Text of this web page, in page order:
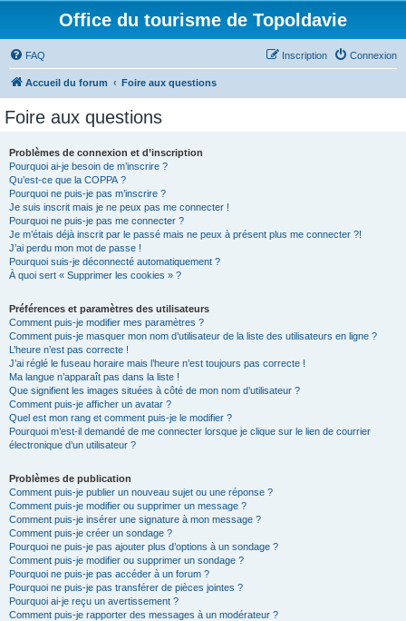
Office du tourisme de Topoldavie
FAQ Connexion
Inscription
Accueil du forum Foire aux questions
Foire aux questions
Problèmes de connexion et d’inscription
Pourquoi ai-je besoin de m’inscrire ?
Qu’est-ce que la COPPA ?
Pourquoi ne puis-je pas m’inscrire ?
Je suis inscrit mais je ne peux pas me connecter !
Pourquoi ne puis-je pas me connecter ?
Je m’étais déjà inscrit par le passé mais ne peux à présent plus me connecter ?!
J’ai perdu mon mot de passe !
Pourquoi suis-je déconnecté automatiquement ?
À quoi sert « Supprimer les cookies » ?
Préférences et paramètres des utilisateurs
Comment puis-je modifier mes paramètres ?
Comment puis-je masquer mon nom d’utilisateur de la liste des utilisateurs en ligne ?
L’heure n’est pas correcte !
J’ai réglé le fuseau horaire mais l’heure n’est toujours pas correcte !
Ma langue n’apparaît pas dans la liste !
Que signifient les images situées à côté de mon nom d’utilisateur ?
Comment puis-je afficher un avatar ?
Quel est mon rang et comment puis-je le modifier ?
Pourquoi m’est-il demandé de me connecter lorsque je clique sur le lien de courrier
électronique d’un utilisateur ?
Problèmes de publication
Comment puis-je publier un nouveau sujet ou une réponse ?
Comment puis-je modifier ou supprimer un message ?
Comment puis-je insérer une signature à mon message ?
Comment puis-je créer un sondage ?
Pourquoi ne puis-je pas ajouter plus d’options à un sondage ?
Comment puis-je modifier ou supprimer un sondage ?
Pourquoi ne puis-je pas accéder à un forum ?
Pourquoi ne puis-je pas transférer de pièces jointes ?
Pourquoi ai-je reçu un avertissement ?
Comment puis-je rapporter des messages à un modérateur ?